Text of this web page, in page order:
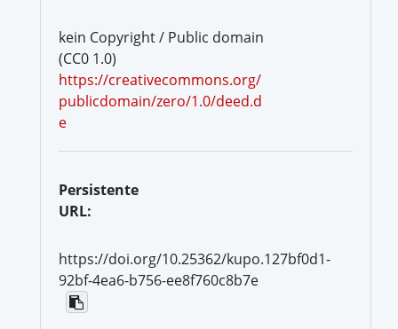
kein Copyright / Public domain
(CC0 1.0)
https://creativecommons.org/
publicdomain/zero/1.0/deed.d
e
Persistente
URL:
https://doi.org/10.25362/kupo.127bf0d1-
92bf-4ea6-b756-ee8f760c8b7e